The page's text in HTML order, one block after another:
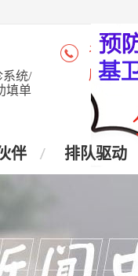
系统/
填单
咨询热
座 机
伴 排队驱动